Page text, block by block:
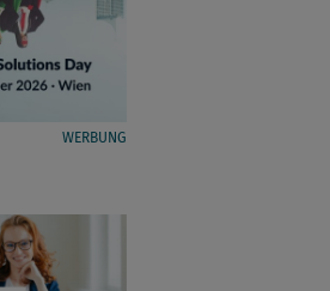
WERBUNG